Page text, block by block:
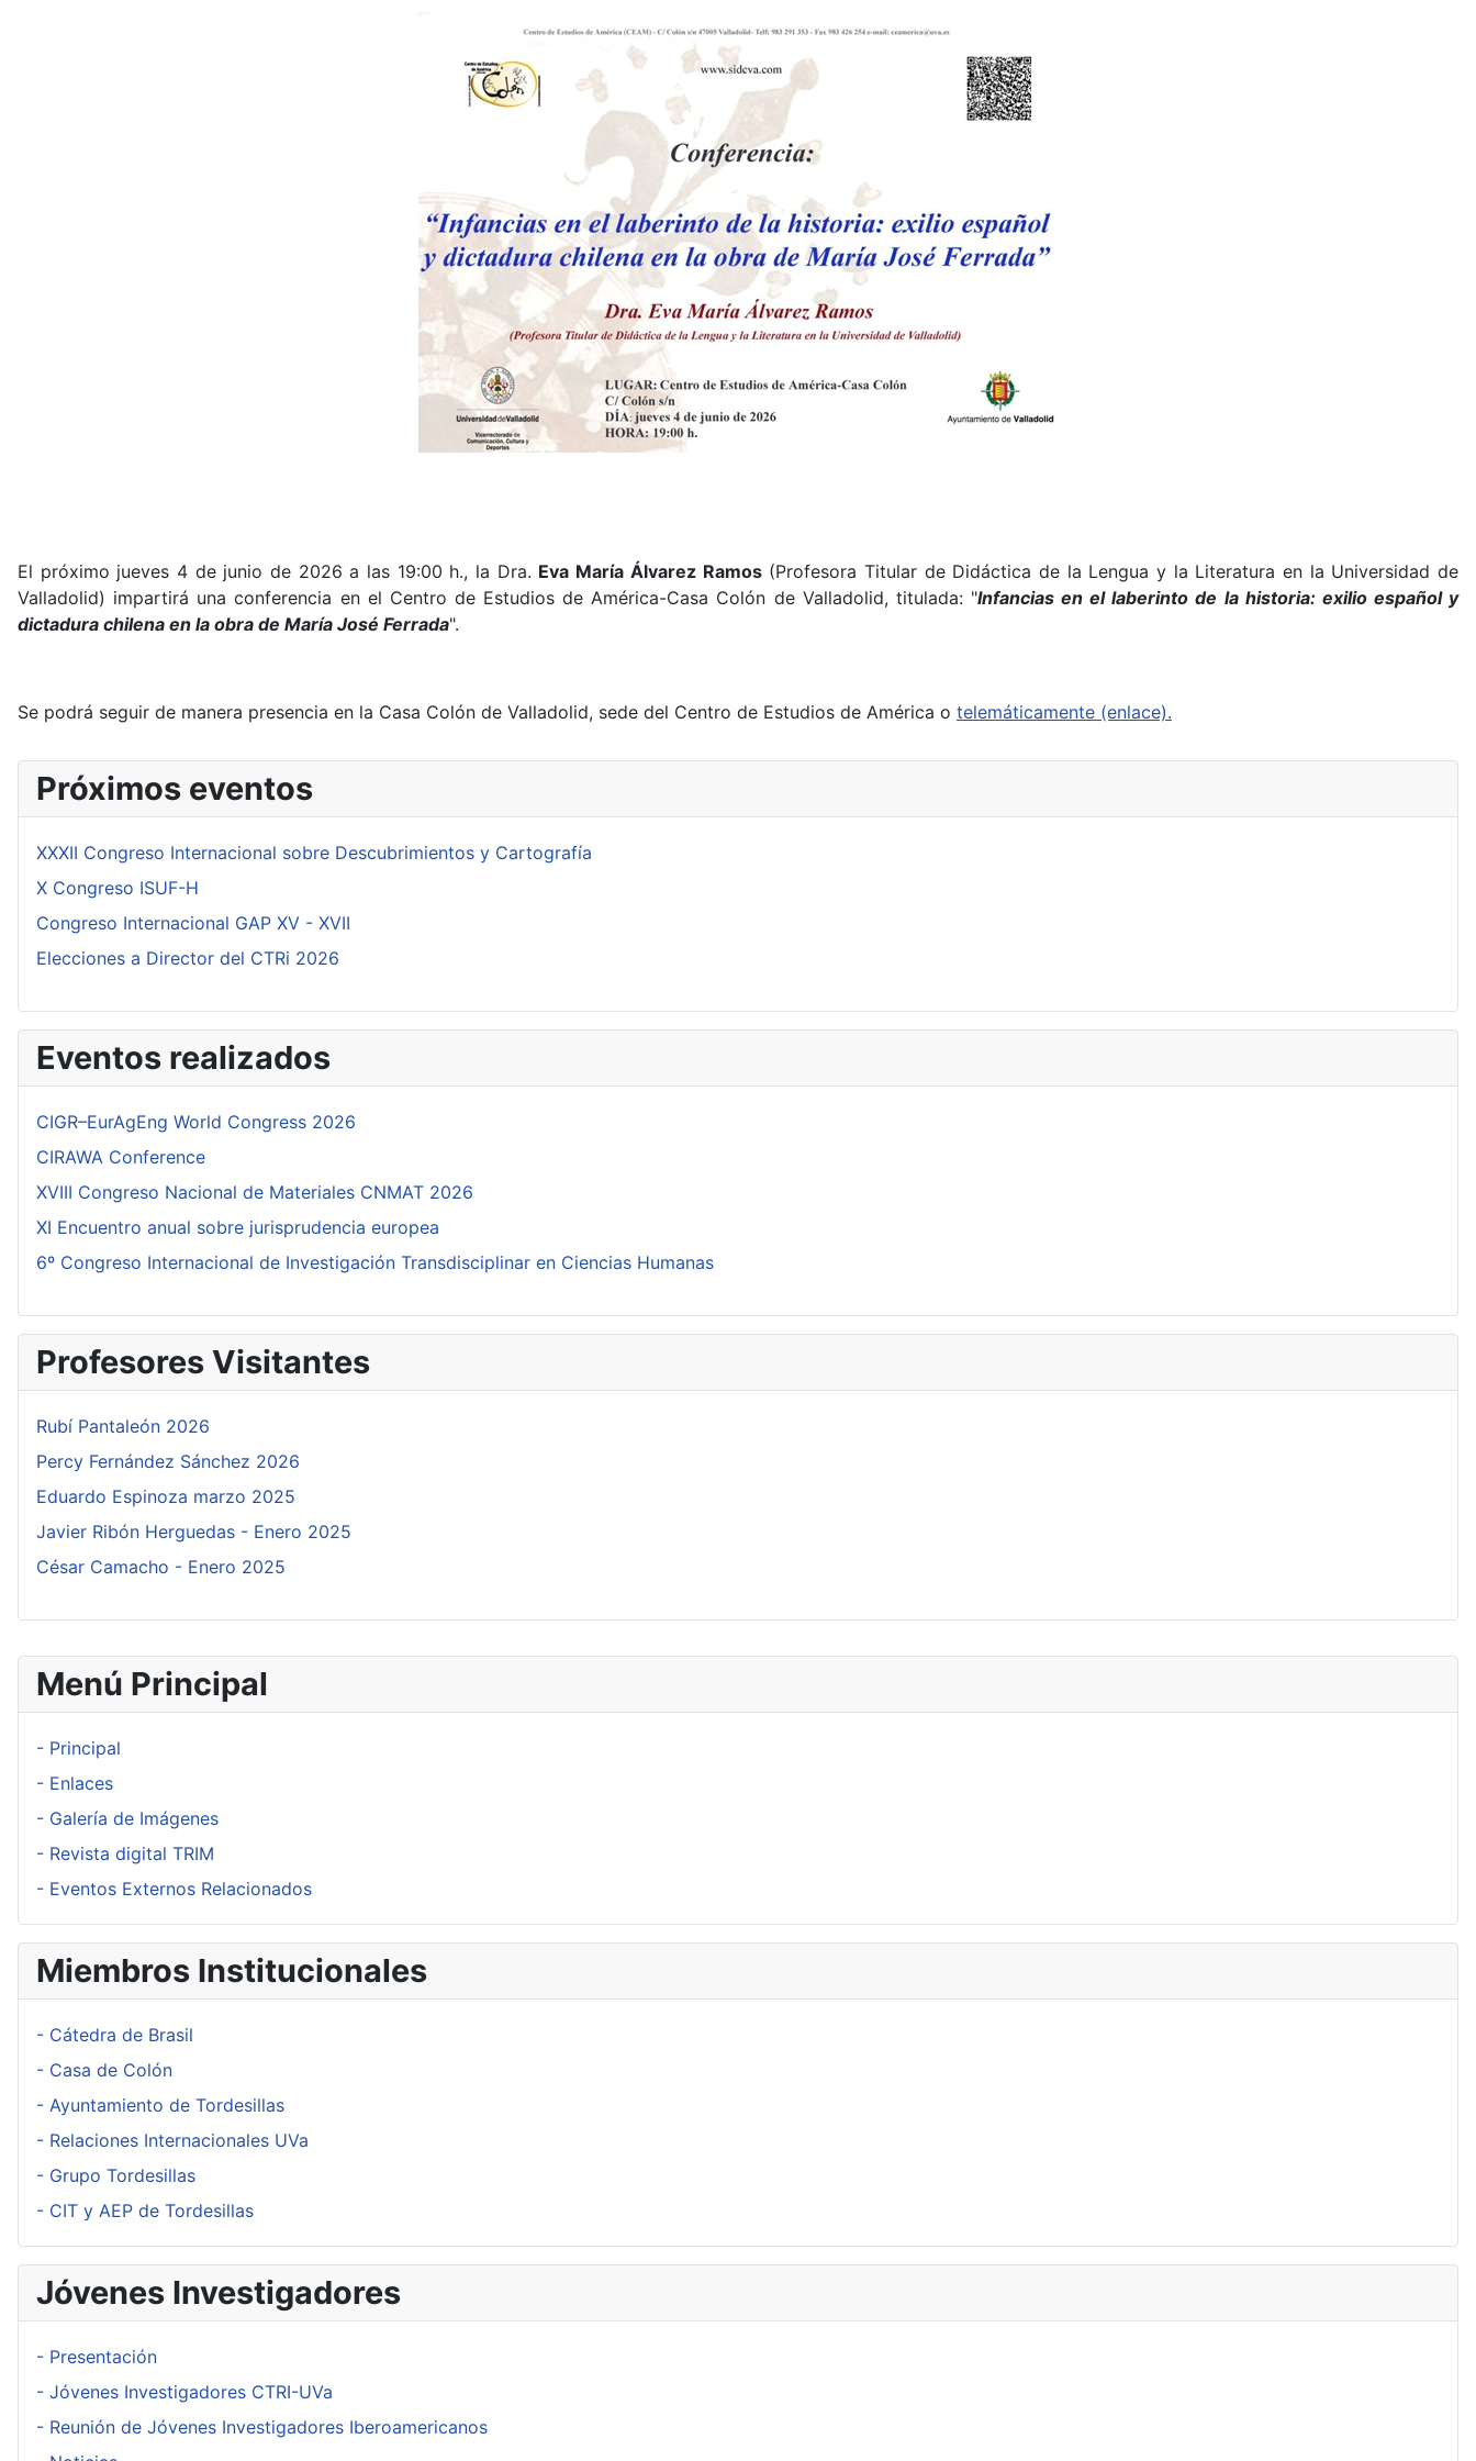
Menú Principal
- Principal
- Enlaces
- Galería de Imágenes
- Revista digital TRIM
- Eventos Externos Relacionados
Miembros Institucionales
- Cátedra de Brasil
- Casa de Colón
- Ayuntamiento de Tordesillas
- Relaciones Internacionales UVa
- Grupo Tordesillas
- CIT y AEP de Tordesillas
Jóvenes Investigadores
- Presentación
- Jóvenes Investigadores CTRI-UVa
- Reunión de Jóvenes Investigadores Iberoamericanos
El próximo jueves 4 de junio de 2026 a las 19:00 h., la Dra. Eva María Álvarez Ramos(Profesora Titular de Didáctica de la Lengua y la Literatura en la Universidad de
Valladolid) impartirá una conferencia en el Centro de Estudios de América-Casa Colón de Valladolid, titulada: "Infancias en el laberinto de la historia: exilio español y
dictadura chilena en la obra de María José Ferrada".
Se podrá seguir de manera presencia en la Casa Colón de Valladolid, sede del Centro de Estudios de América o telemáticamente (enlace).
Próximos eventos
XXXII Congreso Internacional sobre Descubrimientos y Cartografía
X Congreso ISUF-H
Congreso Internacional GAP XV - XVII
Elecciones a Director del CTRi 2026
Eventos realizados
CIGR–EurAgEng World Congress 2026
CIRAWA Conference
XVIII Congreso Nacional de Materiales CNMAT 2026
XI Encuentro anual sobre jurisprudencia europea
6º Congreso Internacional de Investigación Transdisciplinar en Ciencias Humanas
Profesores Visitantes
Rubí Pantaleón 2026
Percy Fernández Sánchez 2026
Eduardo Espinoza marzo 2025
Javier Ribón Herguedas - Enero 2025
César Camacho - Enero 2025